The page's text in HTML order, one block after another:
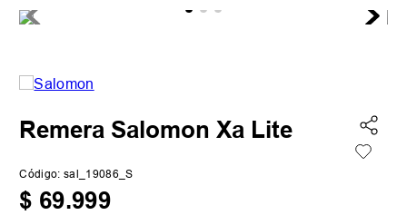
Remera Salomon Xa Lite
Código: sal_19086_S
$ 69.999